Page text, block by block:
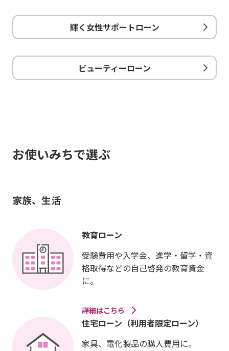
輝く女性サポートローン
ビューティーローン
お使いみちで選ぶ
家族、生活
教育ローン
受験費用や入学金、進学・留学・資
格取得などの自己啓発の教育資金
に。
詳細はこちら
住宅ローン（利用者限定ローン）
家具、電化製品の購入費用に。